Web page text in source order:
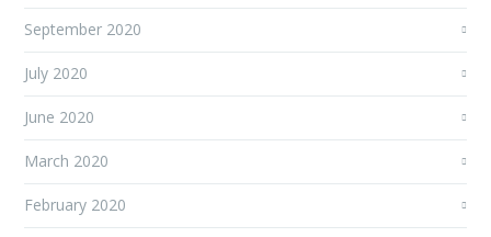
September 2020
July 2020
June 2020
March 2020
February 2020